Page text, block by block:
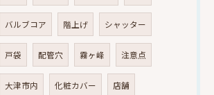
バルブコア 階上げ シャッター
戸袋 配管穴 霧ヶ峰 注意点
大津市内 化粧カバー 店舗